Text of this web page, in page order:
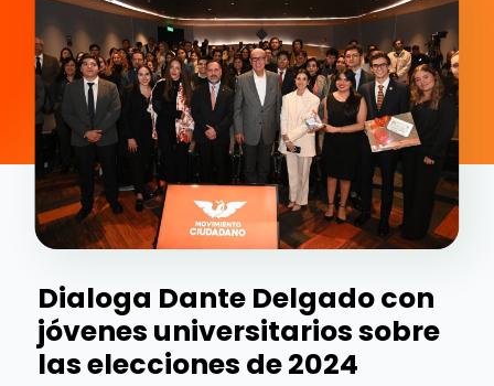
Dialoga Dante Delgado con
jóvenes universitarios sobre
las elecciones de 2024